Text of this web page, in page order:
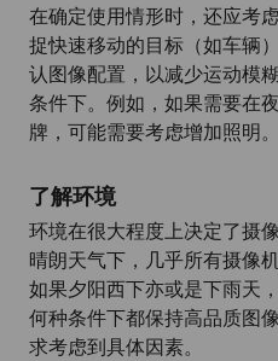
在确定使用情形时，还应考
捉快速移动的目标（如车辆
认图像配置，以减少运动模
条件下。例如，如果需要在
牌，可能需要考虑增加照明。
了解环境
环境在很大程度上决定了摄
晴朗天气下，几乎所有摄像
如果夕阳西下亦或是下雨天
何种条件下都保持高品质图
求考虑到具体因素。